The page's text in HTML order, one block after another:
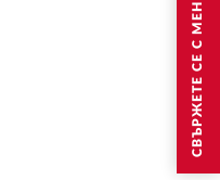
СВЪРЖЕТЕ СЕ С МЕН